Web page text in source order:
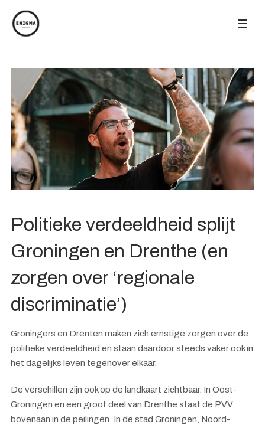
Politieke verdeeldheid splijt
Groningen en Drenthe (en
zorgen over ‘regionale
discriminatie’)
Groningers en Drenten maken zich ernstige zorgen over de
politieke verdeeldheid en staan daardoor steeds vaker ook in
het dagelijks leven tegenover elkaar.
De verschillen zijn ook op de landkaart zichtbaar. In Oost-
Groningen en een groot deel van Drenthe staat de PVV
bovenaan in de peilingen. In de stad Groningen, Noord-